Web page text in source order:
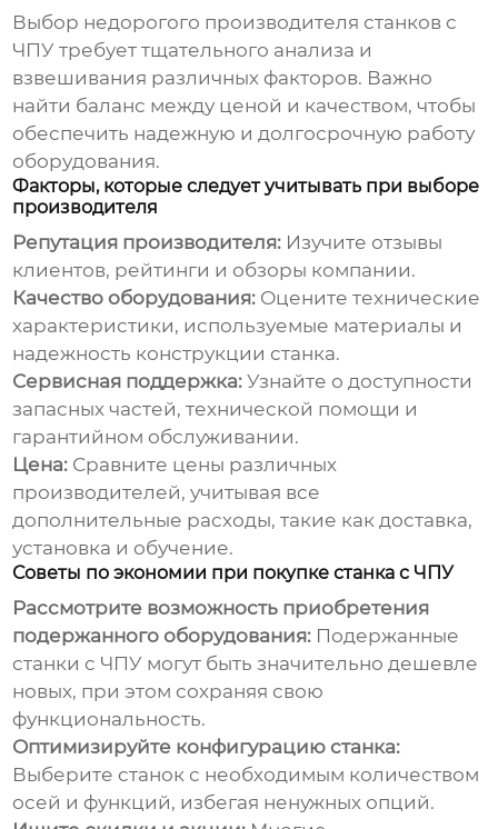
Выбор недорогого производителя станков с
ЧПУ требует тщательного анализа и
взвешивания различных факторов. Важно
найти баланс между ценой и качеством, чтобы
обеспечить надежную и долгосрочную работу
оборудования.
Факторы, которые следует учитывать при выборе
производителя
Репутация производителя: Изучите отзывы
клиентов, рейтинги и обзоры компании.
Качество оборудования: Оцените технические
характеристики, используемые материалы и
надежность конструкции станка.
Сервисная поддержка: Узнайте о доступности
запасных частей, технической помощи и
гарантийном обслуживании.
Цена: Сравните цены различных
производителей, учитывая все
дополнительные расходы, такие как доставка,
установка и обучение.
Советы по экономии при покупке станка с ЧПУ
Рассмотрите возможность приобретения
подержанного оборудования: Подержанные
станки с ЧПУ могут быть значительно дешевле
новых, при этом сохраняя свою
функциональность.
Оптимизируйте конфигурацию станка:
Выберите станок с необходимым количеством
осей и функций, избегая ненужных опций.